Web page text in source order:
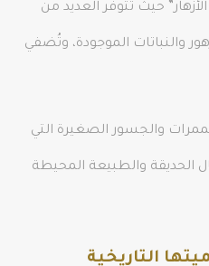
حيث تتوفر العديد من
والنباتات الموجودة، وتُضفي
والجسور الصغيرة التي
الحديقة والطبيعة المحيطة
التاريخية